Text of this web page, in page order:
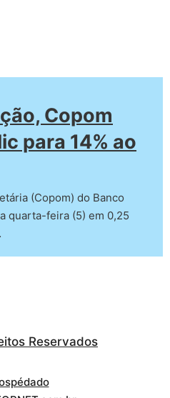
Copom
para 14% ao
(Copom) do Banco
quarta-feira (5) em 0,25
Reservados